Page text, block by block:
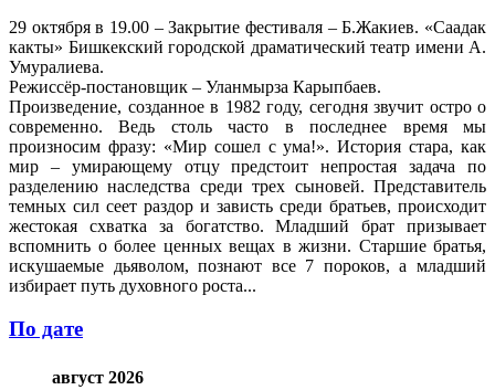
29 октября в 19.00 – Закрытие фестиваля – Б.Жакиев. «Саадак
какты» Бишкекский городской драматический театр имени А.
Умуралиева.
Режиссёр-постановщик – Уланмырза Карыпбаев.
Произведение, созданное в 1982 году, сегодня звучит остро о
современно. Ведь столь часто в последнее время мы
произносим фразу: «Мир сошел с ума!». История стара, как
мир – умирающему отцу предстоит непростая задача по
разделению наследства среди трех сыновей. Представитель
темных сил сеет раздор и зависть среди братьев, происходит
жестокая схватка за богатство. Младший брат призывает
вспомнить о более ценных вещах в жизни. Старшие братья,
искушаемые дьяволом, познают все 7 пороков, а младший
избирает путь духовного роста...
По дате
август 2026